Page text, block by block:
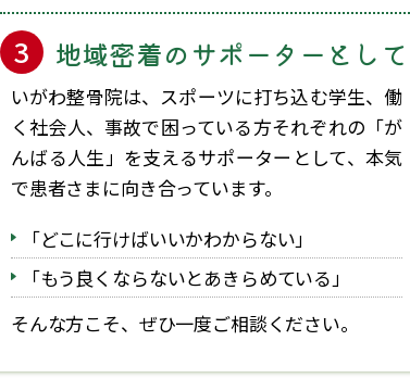
地域密着のサポーターとして
いがわ整骨院は、スポーツに打ち込む学生、働
く社会人、事故で困っている方――それぞれの「が
んばる人生」を支えるサポーターとして、本気
で患者さまに向き合っています。
「どこに行けばいいかわからない」
「もう良くならないとあきらめている」
そんな方こそ、ぜひ一度ご相談ください。